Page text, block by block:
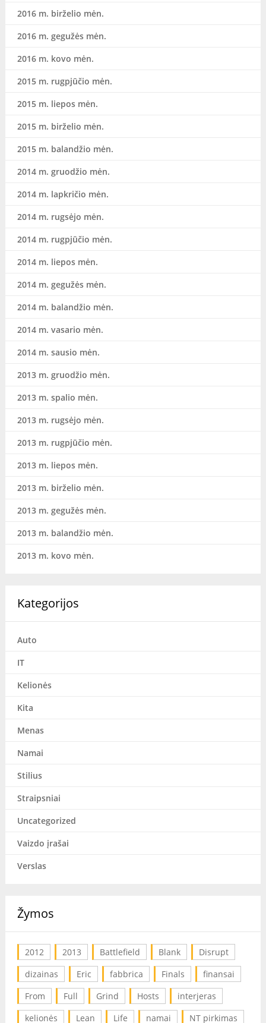
2016 m. birželio mėn.
2016 m. gegužės mėn.
2016 m. kovo mėn.
2015 m. rugpjūčio mėn.
2015 m. liepos mėn.
2015 m. birželio mėn.
2015 m. balandžio mėn.
2014 m. gruodžio mėn.
2014 m. lapkričio mėn.
2014 m. rugsėjo mėn.
2014 m. rugpjūčio mėn.
2014 m. liepos mėn.
2014 m. gegužės mėn.
2014 m. balandžio mėn.
2014 m. vasario mėn.
2014 m. sausio mėn.
2013 m. gruodžio mėn.
2013 m. spalio mėn.
2013 m. rugsėjo mėn.
2013 m. rugpjūčio mėn.
2013 m. liepos mėn.
2013 m. birželio mėn.
2013 m. gegužės mėn.
2013 m. balandžio mėn.
2013 m. kovo mėn.
Kategorijos
Auto
IT
Kelionės
Kita
Menas
Namai
Stilius
Straipsniai
Uncategorized
Vaizdo įrašai
Verslas
Žymos
2012 2013 Battlefield Blank
Disrupt
dizainas
Eric fabbrica Finals
finansai
From
Full Grind Hosts
interjeras
kelionės
Lean Life namai NT pirkimas